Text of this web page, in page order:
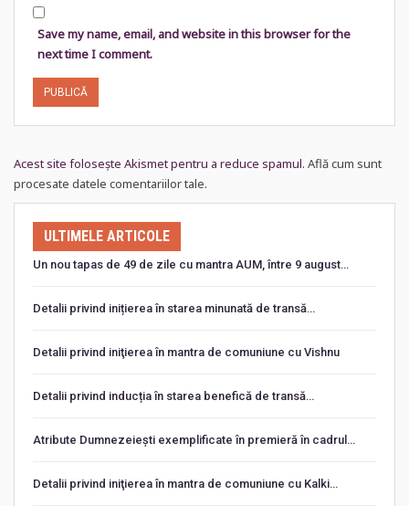
Save my name, email, and website in this browser for the
next time I comment.
Acest site folosește Akismet pentru a reduce spamul. Află cum sunt
procesate datele comentariilor tale.
ULTIMELE ARTICOLE
Un nou tapas de 49 de zile cu mantra AUM, între 9 august…
Detalii privind inițierea în starea minunată de transă…
Detalii privind iniţierea în mantra de comuniune cu Vishnu
Detalii privind inducția în starea benefică de transă…
Atribute Dumnezeiești exemplificate în premieră în cadrul…
Detalii privind iniţierea în mantra de comuniune cu Kalki…